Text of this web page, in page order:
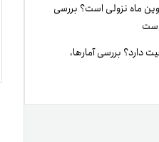
ماه نزولی است؟ بررسی
دارد؟ بررسی آمارها،